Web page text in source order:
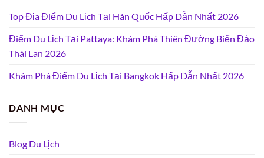
Top Địa Điểm Du Lịch Tại Hàn Quốc Hấp Dẫn Nhất 2026
Điểm Du Lịch Tại Pattaya: Khám Phá Thiên Đường Biển Đảo
Thái Lan 2026
Khám Phá Điểm Du Lịch Tại Bangkok Hấp Dẫn Nhất 2026
DANH MỤC
Blog Du Lịch